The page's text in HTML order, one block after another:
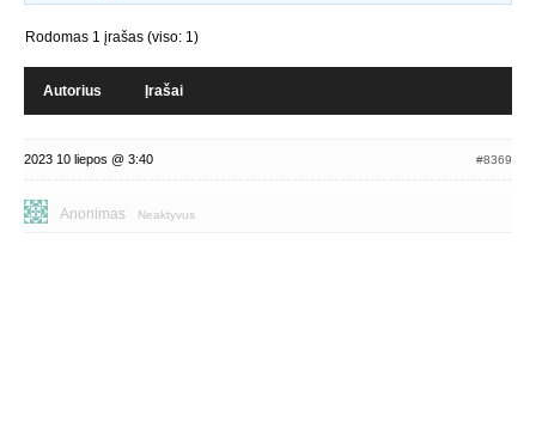
Rodomas 1 įrašas (viso: 1)
Autorius Įrašai
2023 10 liepos @ 3:40 #8369
Anonimas Neaktyvus